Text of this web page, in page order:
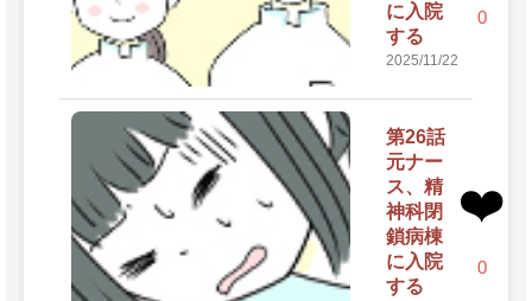
に入院
する
2025/11/22
0
第26話
元ナー
ス、精
神科閉
鎖病棟
に入院
する
❤️
0